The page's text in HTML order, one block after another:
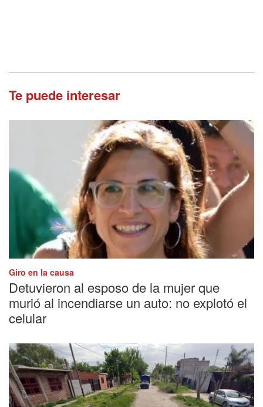
Te puede interesar
Giro en la causa
Detuvieron al esposo de la mujer que
murió al incendiarse un auto: no explotó el
celular